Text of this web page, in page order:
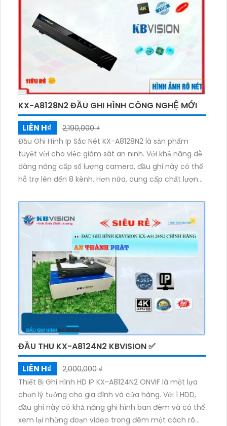
KX-A8128N2 ĐẦU GHI HÌNH CÔNG NGHỆ MỚI
LIÊN H₫
2,190,000 ₫
Đầu Ghi Hình Ip Sắc Nét KX-A8128N2 là sản phẩm
tuyệt vời cho việc giám sát an ninh. Với khả năng dễ
dàng nâng cấp số lượng camera, đầu ghi này có thể
hỗ trợ lên đến 8 kênh. Hơn nữa, cung cấp chất lượng
MP. Thật dễ dàng kết nối với trang bị IP, cho phép
truyền tải nhanh chóng và ổn định.Đặc biệt, sản
phẩm này được trang bị khả năng thu âm và loa rõ
ràng, mang lại trải nghiệm âm thanh sống động. Hình
ảnh ban đêm cũng không làm bạn thất vọng với
công nghệ ban đêm ONVIF, đảm bảo màu sắc và chi
tiết rõ ràng. Với 1 HDD đã tích hợp, đầu ghi này đảm
bảo tính ổn định và lưu trữ dữ liệu hiệu quả.
ĐẦU THU KX-A8124N2 KBVISION ✅
LIÊN H₫
2,000,000 ₫
Thiết Bị Ghi Hình HD IP KX-A8124N2 ONVIF là một lựa
chọn lý tưởng cho gia đình và cửa hàng. Với 1 HDD,
đầu ghi này có khả năng ghi hình ban đêm và có thể
xem lại những đoạn video trong đêm một cách rõ